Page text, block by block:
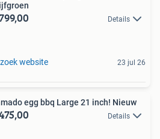
Details
website 23 jul 26
egg bbq Large 21 inch! Nieuw
Details